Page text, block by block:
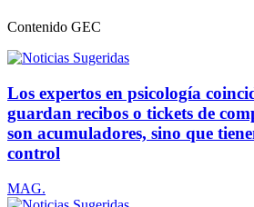
Contenido GEC
Los expertos en psicología
guardan recibos o tickets de
son acumuladores, sino que
control
MAG.